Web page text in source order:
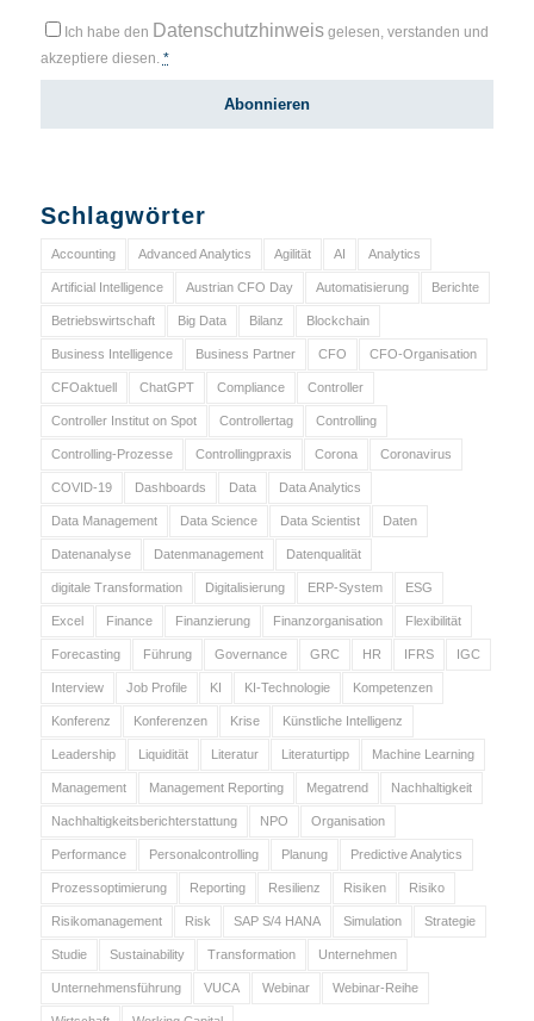
Ich habe den Datenschutzhinweisgelesen, verstanden und
akzeptiere diesen. *
Schlagwörter
Accounting Advanced Analytics Agilität AI Analytics
Artificial Intelligence Austrian CFO Day Automatisierung Berichte
Betriebswirtschaft Big Data Bilanz Blockchain
Business Intelligence Business Partner CFO CFO-Organisation
CFOaktuell ChatGPT Compliance Controller
Controller Institut on Spot Controllertag Controlling
Controlling-Prozesse Controllingpraxis Corona Coronavirus
COVID-19 Dashboards Data Data Analytics
Data Management Data Science Data Scientist Daten
Datenanalyse Datenmanagement Datenqualität
digitale Transformation Digitalisierung ERP-System ESG
Excel Finance Finanzierung Finanzorganisation Flexibilität
Forecasting Führung Governance GRC HR IFRS IGC
Interview Job Profile KI KI-Technologie Kompetenzen
Konferenz Konferenzen Krise Künstliche Intelligenz
Leadership Liquidität Literatur Literaturtipp Machine Learning
Management Management Reporting Megatrend Nachhaltigkeit
Nachhaltigkeitsberichterstattung NPO Organisation
Performance Personalcontrolling Planung Predictive Analytics
Prozessoptimierung Reporting Resilienz Risiken Risiko
Risikomanagement Risk SAP S/4 HANA Simulation Strategie
Studie Sustainability Transformation Unternehmen
Unternehmensführung VUCA Webinar Webinar-Reihe